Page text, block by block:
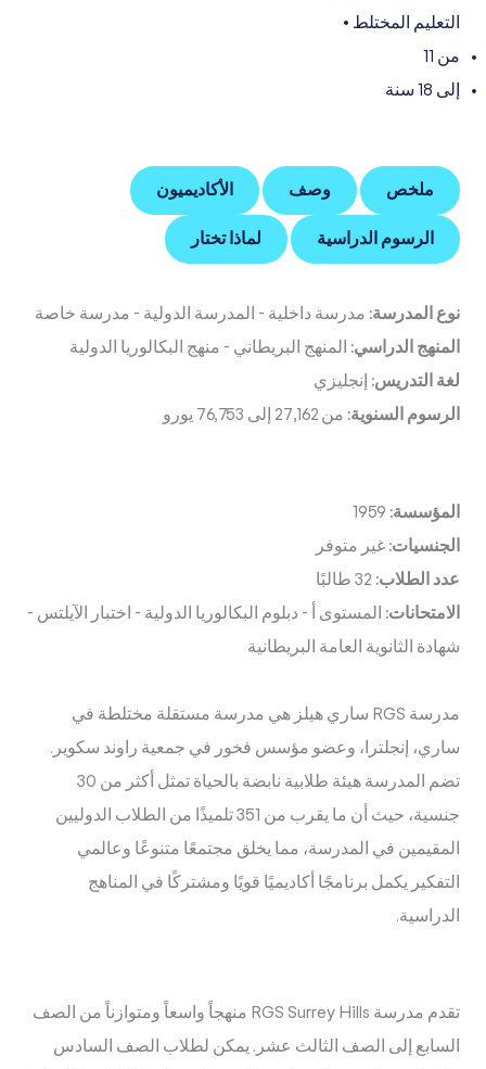
التعليم المختلط •
من 11
إلى 18 سنة
ملخص وصف الأكاديميون
الرسوم الدراسية لماذا تختار
نوع المدرسة: مدرسة داخلية - المدرسة الدولية - مدرسة خاصة
المنهج الدراسي: المنهج البريطاني - منهج البكالوريا الدولية
لغة التدريس: إنجليزي
الرسوم السنوية: من 27,162 إلى 76,753 يورو
المؤسسة: 1959
الجنسيات: غير متوفر
عدد الطلاب: 32 طالبًا
الامتحانات: المستوى أ - دبلوم البكالوريا الدولية - اختبار الآيلتس -
شهادة الثانوية العامة البريطانية
مدرسة RGS ساري هيلز هي مدرسة مستقلة مختلطة في
ساري، إنجلترا، وعضو مؤسس فخور في جمعية راوند سكوير.
تضم المدرسة هيئة طلابية نابضة بالحياة تمثل أكثر من 30
جنسية، حيث أن ما يقرب من 351 تلميذًا من الطلاب الدوليين
المقيمين في المدرسة، مما يخلق مجتمعًا متنوعًا وعالمي
التفكير يكمل برنامجًا أكاديميًا قويًا ومشتركًا في المناهج
الدراسية.
تقدم مدرسة RGS Surrey Hills منهجاً واسعاً ومتوازناً من الصف
السابع إلى الصف الثالث عشر. يمكن لطلاب الصف السادس